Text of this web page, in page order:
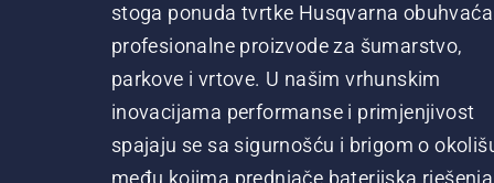
stoga ponuda tvrtke Husqvarna obuhvaća
profesionalne proizvode za šumarstvo,
parkove i vrtove. U našim vrhunskim
inovacijama performanse i primjenjivost
spajaju se sa sigurnošću i brigom o
među kojima prednjače baterijska